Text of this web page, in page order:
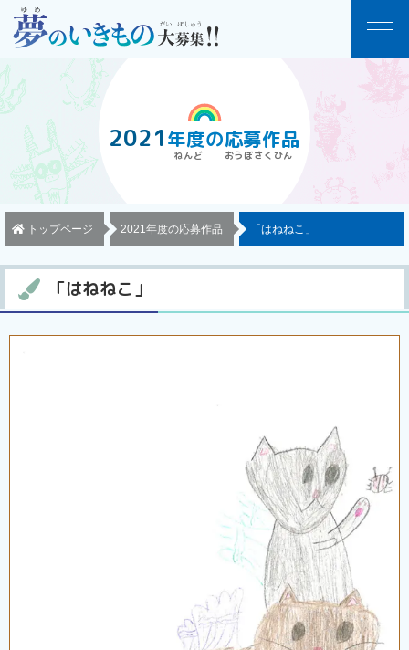
2021年度の応募作品
トップページ 2021年度の応募作品 「はねねこ」
「はねねこ」